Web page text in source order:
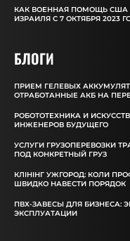
КАК ВОЕННАЯ ПОМОЩЬ США
ИЗРАИЛЯ С 7 ОКТЯБРЯ 2023
БЛОГИ
ПРИЕМ ГЕЛЕВЫХ
ОТРАБОТАННЫЕ АКБ НА
РОБОТОТЕХНИКА И
ИНЖЕНЕРОВ БУДУЩЕГО
УСЛУГИ ГРУЗОПЕРЕВОЗКИ
ПОД КОНКРЕТНЫЙ ГРУЗ
КЛІНІНГ УЖГОРОД: КОЛИ
ШВИДКО НАВЕСТИ ПОРЯДОК
ПВХ-ЗАВЕСЫ ДЛЯ БИЗНЕСА:
ЭКСПЛУАТАЦИИ